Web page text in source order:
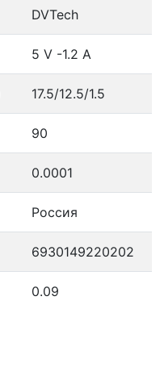
DVTech
5 V -1.2 А
17.5/12.5/1.5
90
0.0001
Россия
6930149220202
0.09